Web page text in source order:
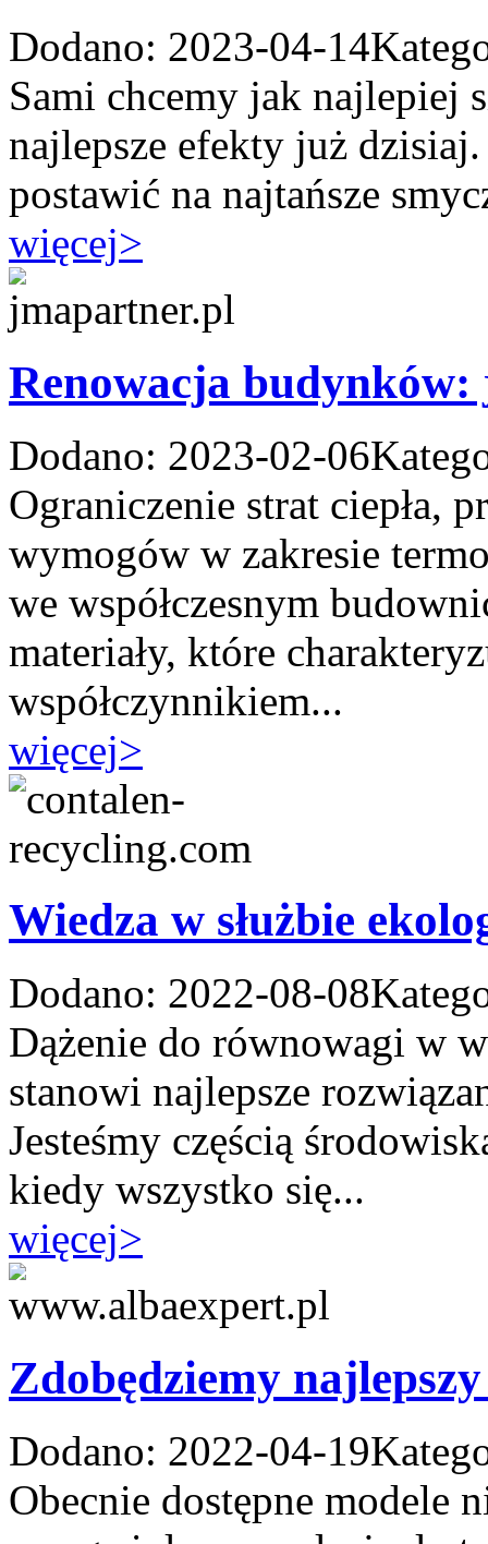
Dodano: 2023-04-14
Sami chcemy jak najlepiej
najlepsze efekty już
postawić na najtańsze
więcej>
Renowacja budynków:
Dodano: 2023-02-06
Ograniczenie strat ciepła,
wymogów w zakresie
we współczesnym
materiały, które
współczynnikiem...
więcej>
Wiedza w służbie
Dodano: 2022-08-08
Dążenie do równowagi w
stanowi najlepsze
Jesteśmy częścią
kiedy wszystko się...
więcej>
Zdobędziemy
Dodano: 2022-04-19
Obecnie dostępne modele